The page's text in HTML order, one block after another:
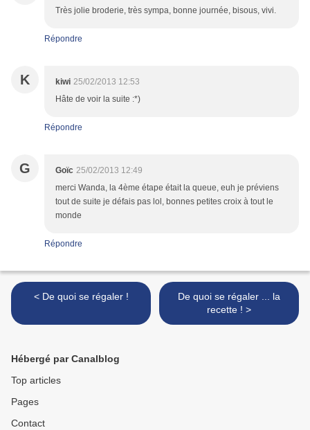
Très jolie broderie, très sympa, bonne journée, bisous, vivi.
Répondre
K kiwi 25/02/2013 12:53
Hâte de voir la suite :*)
Répondre
G Goïc 25/02/2013 12:49
merci Wanda, la 4ème étape était la queue, euh je préviens
tout de suite je défais pas lol, bonnes petites croix à tout le
monde
Répondre
< De quoi se régaler !
De quoi se régaler ... la
recette ! >
Hébergé par Canalblog
Top articles
Pages
Contact